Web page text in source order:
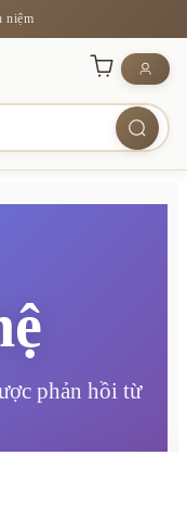
niệm
phản hồi từ